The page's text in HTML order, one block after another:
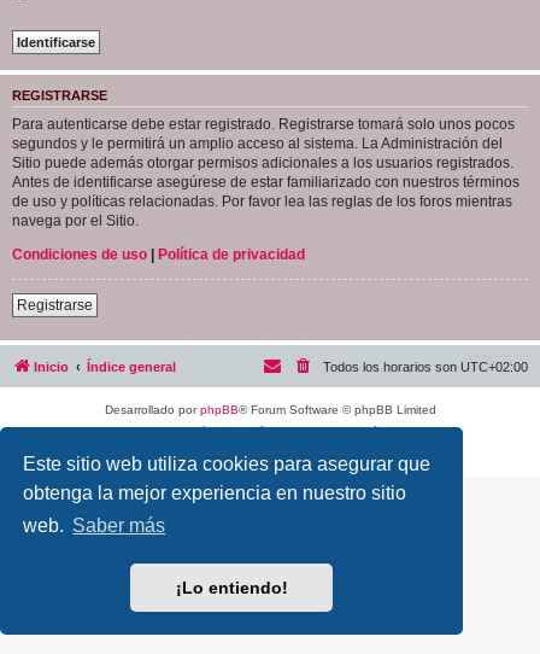
Este sitio web utiliza cookies para asegurar que
obtenga la mejor experiencia en nuestro sitio
web. Saber más
¡Lo entiendo!
REGISTRARSE
Para autenticarse debe estar registrado. Registrarse tomará solo unos pocos
segundos y le permitirá un amplio acceso al sistema. La Administración del
Sitio puede además otorgar permisos adicionales a los usuarios registrados.
Antes de identificarse asegúrese de estar familiarizado con nuestros términos
de uso y políticas relacionadas. Por favor lea las reglas de los foros mientras
navega por el Sitio.
Condiciones de uso | Política de privacidad
Registrarse
Inicio Índice general Todos los horarios son UTC+02:00
Desarrollado porphpBB® Forum Software © phpBB Limited
Traducción al español porphpBB España